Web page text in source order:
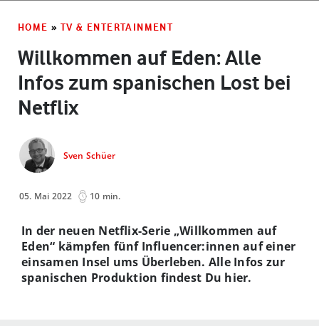
HOME » TV & ENTERTAINMENT
Willkommen auf Eden: Alle
Infos zum spanischen Lost bei
Netflix
Sven Schüer
05. Mai 2022 10 min.
In der neuen Netflix-Serie „Willkommen auf
Eden“ kämpfen fünf Influencer:innen auf einer
einsamen Insel ums Überleben. Alle Infos zur
spanischen Produktion findest Du hier.